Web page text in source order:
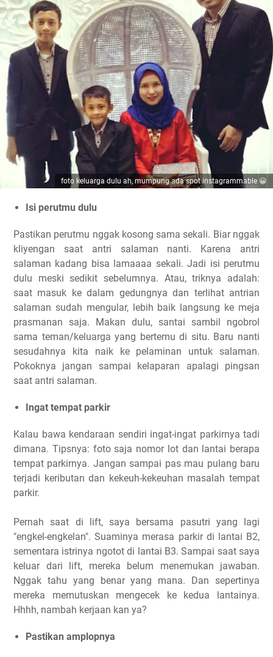
foto keluarga dulu ah, mumpung ada spot instagrammable 😀
Isi perutmu dulu
Pastikan perutmu nggak kosong sama sekali. Biar nggak
kliyengan saat antri salaman nanti. Karena antri
salaman kadang bisa lamaaaa sekali. Jadi isi perutmu
dulu meski sedikit sebelumnya. Atau, triknya adalah:
saat masuk ke dalam gedungnya dan terlihat antrian
salaman sudah mengular, lebih baik langsung ke meja
prasmanan saja. Makan dulu, santai sambil ngobrol
sama teman/keluarga yang bertemu di situ. Baru nanti
sesudahnya kita naik ke pelaminan untuk salaman.
Pokoknya jangan sampai kelaparan apalagi pingsan
saat antri salaman.
Ingat tempat parkir
Kalau bawa kendaraan sendiri ingat-ingat parkirnya tadi
dimana. Tipsnya: foto saja nomor lot dan lantai berapa
tempat parkirnya. Jangan sampai pas mau pulang baru
terjadi keributan dan kekeuh-kekeuhan masalah tempat
parkir.
Pernah saat di lift, saya bersama pasutri yang lagi
"engkel-engkelan". Suaminya merasa parkir di lantai B2,
sementara istrinya ngotot di lantai B3. Sampai saat saya
keluar dari lift, mereka belum menemukan jawaban.
Nggak tahu yang benar yang mana. Dan sepertinya
mereka memutuskan mengecek ke kedua lantainya.
Hhhh, nambah kerjaan kan ya?
Pastikan amplopnya